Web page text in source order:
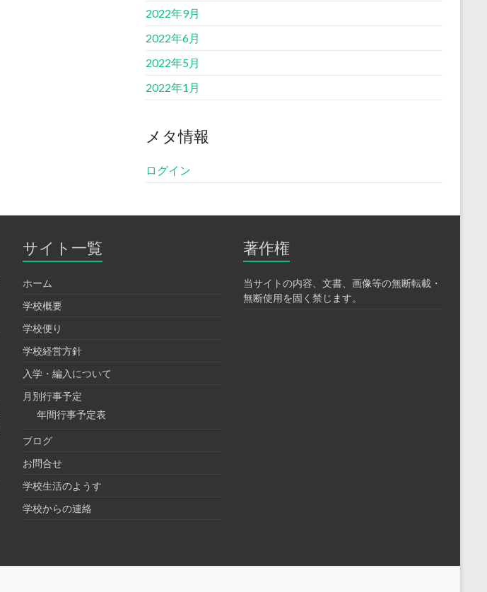
2022年9月
2022年6月
2022年5月
2022年1月
メタ情報
ログイン
サイト一覧
ホーム
学校概要
学校便り
学校経営方針
入学・編入について
月別行事予定
年間行事予定表
ブログ
お問合せ
学校生活のようす
学校からの連絡
著作権
当サイトの内容、文書、画像等の無断転載・
無断使用を固く禁じます。